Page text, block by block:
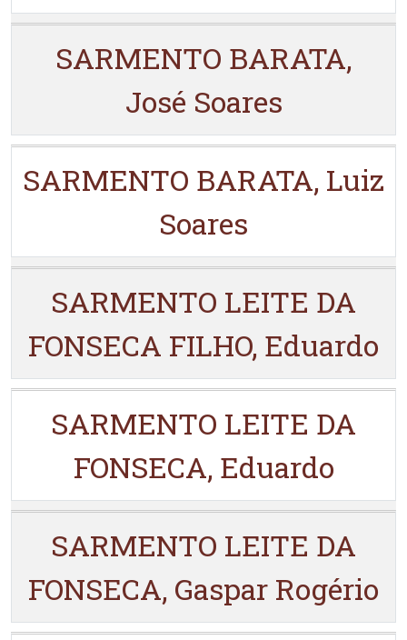
SARMENTO BARATA,
José Soares
SARMENTO BARATA, Luiz
Soares
SARMENTO LEITE DA
FONSECA FILHO, Eduardo
SARMENTO LEITE DA
FONSECA, Eduardo
SARMENTO LEITE DA
FONSECA, Gaspar Rogério